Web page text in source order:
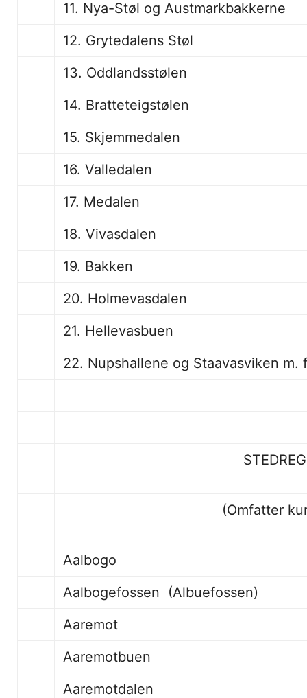
11. Nya-Støl og Austmarkbakkerne
12. Grytedalens Støl
13. Oddlandsstølen
14. Bratteteigstølen
15. Skjemmedalen
16. Valledalen
17. Medalen
18. Vivasdalen
19. Bakken
20. Holmevasdalen
21. Hellevasbuen
22. Nupshallene og Staavasviken m.
(Omfatter
Aalbogo
Aalbogefossen (Albuefossen)
Aaremot
Aaremotdalen